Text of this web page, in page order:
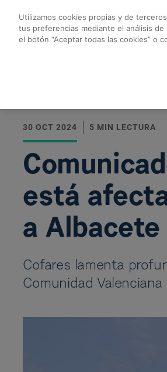
30 OCT 2024 5 MIN LECTURA
está
a Albacete
Cofares lamenta
Comunidad
Utilizamos cookies propias y de
tus preferencias mediante el análisis
el botón “Aceptar todas las cookies” o